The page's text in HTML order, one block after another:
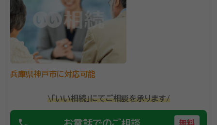
兵庫県神戸市に対応可能
\「いい相続」にてご相談を承ります/
無料